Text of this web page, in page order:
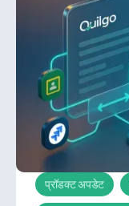
प्रॉडक्ट अपडेट